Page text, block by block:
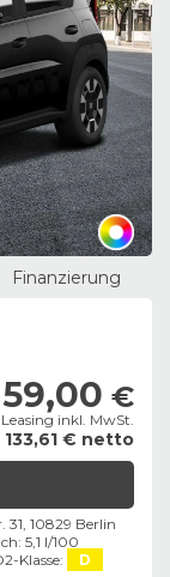
Finanzierung
€
inkl. MwSt.
133,61 € netto
10829 Berlin
5,1 l/100
Klasse: D